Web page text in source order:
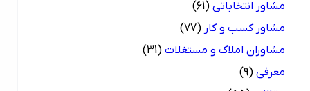
مشاور انتخاباتی (61)
مشاور کسب و کار (77)
مشاوران املاک و مستغلات (31)
معرفی (9)